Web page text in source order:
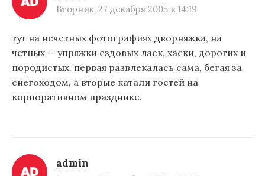
Вторник, 27 декабря 2005 в 14:19
тут на нечетных фотографиях дворняжка, на
четных — упряжки ездовых лаек, хаски, дорогих и
породистых. первая развлекалась сама, бегая за
снегоходом, а вторые катали гостей на
корпоративном празднике.
admin